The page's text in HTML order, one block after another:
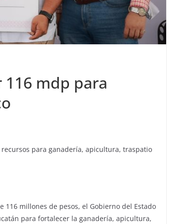
mdp para
para ganadería, apicultura, traspatio
millones de pesos, el Gobierno del Estado
para fortalecer la ganadería, apicultura,